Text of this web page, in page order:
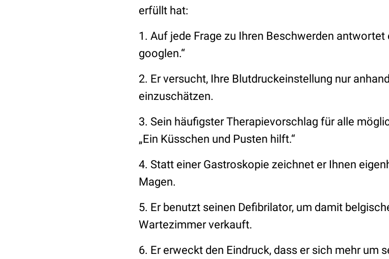
erfüllt hat:
1. Auf jede Frage zu Ihren Beschwerden antwortet
googlen.“
2. Er versucht, Ihre Blutdruckeinstellung nur
einzuschätzen.
3. Sein häufigster Therapievorschlag für alle
„Ein Küsschen und Pusten hilft.“
4. Statt einer Gastroskopie zeichnet er Ihnen
Magen.
5. Er benutzt seinen Defibrilator, um damit
Wartezimmer verkauft.
6. Er erweckt den Eindruck, dass er sich mehr um